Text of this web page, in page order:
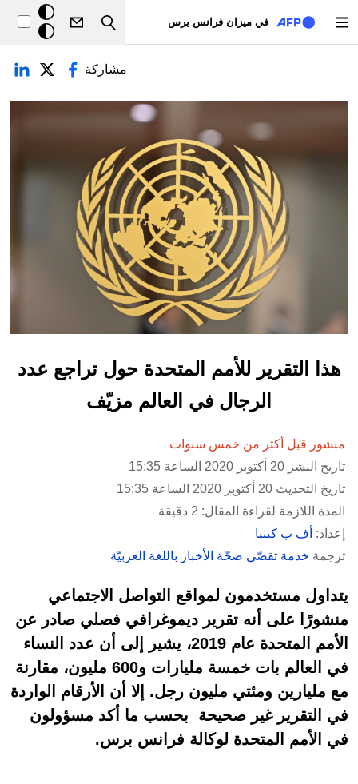
في ميزان فرانس برس
Search
خلفيّة
داكنة
التبويبات الأساسية
مشاركة
هذا التقرير للأمم المتحدة حول تراجع عدد
الرجال في العالم مزيّف
منشور قبل أكثر من خمس سنوات
تاريخ النشر 20 أكتوبر 2020 الساعة 15:35
تاريخ التحديث 20 أكتوبر 2020 الساعة 15:35
المدة اللازمة لقراءة المقال: 2 دقيقة
إعداد: أف ب كينيا
ترجمة خدمة تقصّي صحّة الأخبار باللغة العربيّة
يتداول مستخدمون لمواقع التواصل الاجتماعي
منشورًا على أنه تقرير ديموغرافي فصلي صادر عن
الأمم المتحدة عام 2019، يشير إلى أن عدد النساء
في العالم بات خمسة مليارات و600 مليون، مقارنة
مع مليارين ومئتي مليون رجل. إلا أن الأرقام الواردة
في التقرير غير صحيحة بحسب ما أكد مسؤولون
في الأمم المتحدة لوكالة فرانس برس.